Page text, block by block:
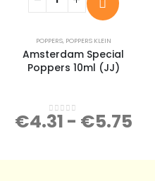
POPPERS, POPPERS KLEIN
Amsterdam Special
Poppers 10ml (JJ)
0out of 5
€4.31 - €5.75